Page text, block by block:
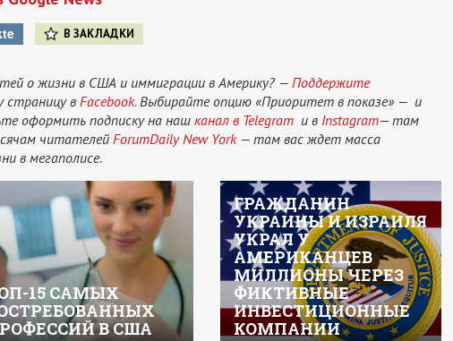
В ЗАКЛАДКИ
о жизни в США и иммиграции в Америку? — Поддержите
страницу в Facebook.Выбирайте опцию «Приоритет в показе» — и
оформить подписку на наш канал в Telegram и в Instagram— там
читателей ForumDaily New York— там вас ждет масса
в мегаполисе.
15 САМЫХ
В США
ГРАЖДАНИН
УКРАИНЫ И ИЗРАИЛЯ
УКРАЛ У
АМЕРИКАНЦЕВ
МИЛЛИОНЫ ЧЕРЕЗ
ФИКТИВНЫЕ
ИНВЕСТИЦИОННЫЕ
КОМПАНИИ